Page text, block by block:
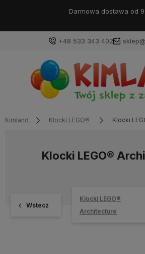
Darmowa dostawa od
+48 533 343 402
Kimland Klocki LEGO® Klocki
Klocki LEGO®
Wstecz
Klocki LEGO®
Architecture